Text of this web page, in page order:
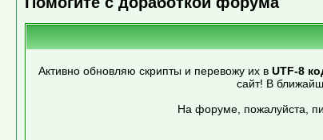
Активно обновляю скрипты и перевожу их в UTF-8
сайт! В
На форуме, пожалуйста,